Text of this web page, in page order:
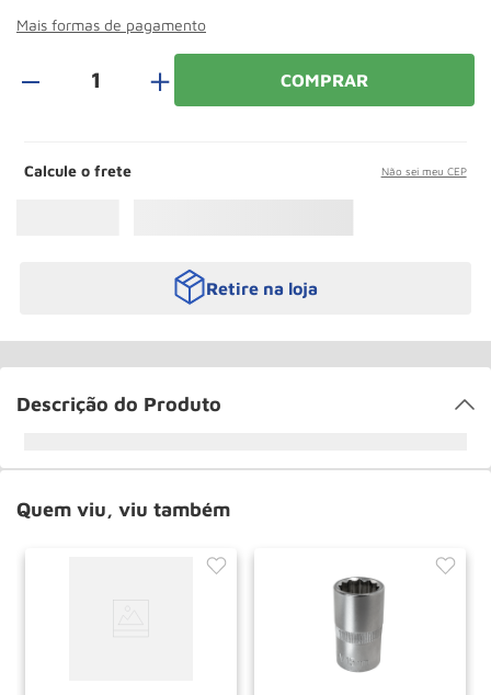
Mais formas de pagamento
＋ COMPRAR
Calcule o frete Não sei meu CEP
Retire na loja
Descrição do Produto
Quem viu, viu também
10 º